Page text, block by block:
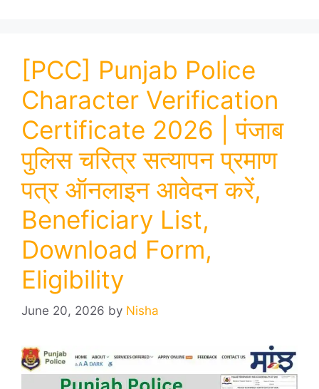
[PCC] Punjab Police
Character Verification
Certificate 2026 | पंजाब
पुलिस चरित्र सत्यापन प्रमाण
पत्र ऑनलाइन आवेदन करें,
Beneficiary List,
Download Form,
Eligibility
June 20, 2026 by Nisha